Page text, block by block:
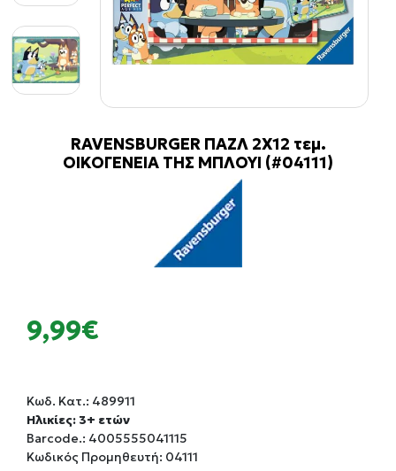
RAVENSBURGER ΠΑΖΛ 2X12 τεμ.
ΟΙΚΟΓΕΝΕΙΑ ΤΗΣ ΜΠΛΟΥΙ (#04111)
9,99€
Κωδ. Κατ.: 489911
Ηλικίες: 3+ ετών
Barcode.: 4005555041115
Κωδικός Προμηθευτή: 04111